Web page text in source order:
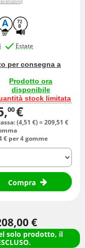
A 72
B
Estate
per consegna a
Prodotto ora
disponibile
stock limitata
00€
(4,51 €) =209,51 €
€ per 4 gomme
Compra
00€
solo prodotto, il